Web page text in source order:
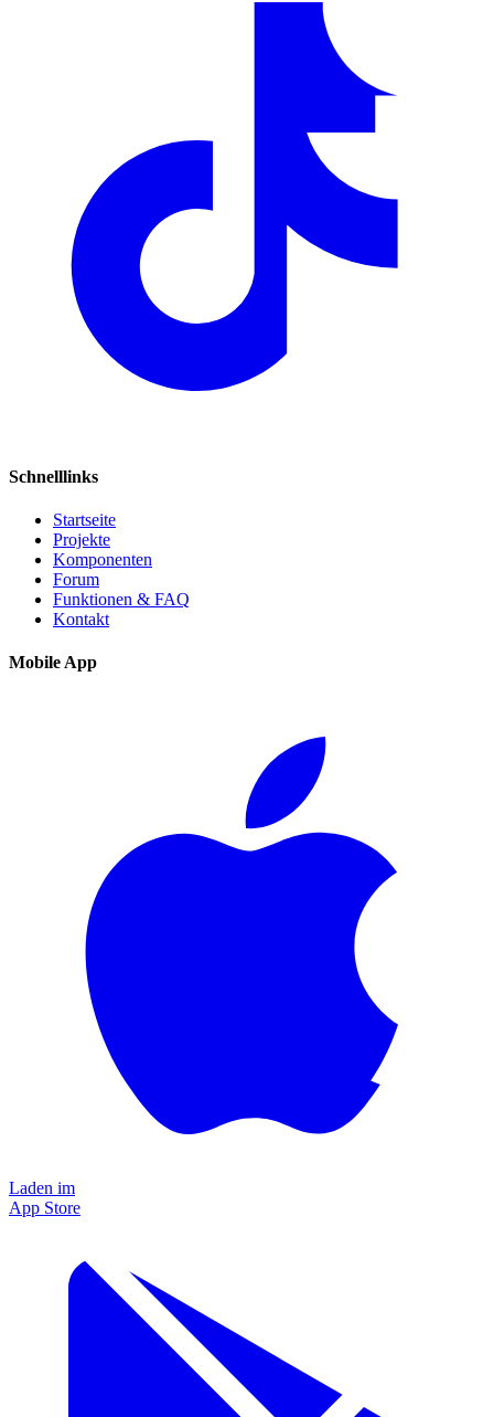
Schnelllinks
Startseite
Projekte
Komponenten
Forum
Funktionen & FAQ
Kontakt
Mobile App
Laden im
App Store